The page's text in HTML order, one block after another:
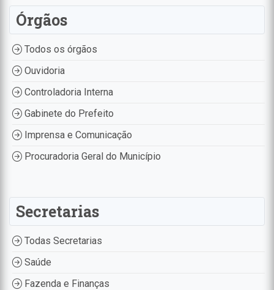
Órgãos
Todos os órgãos
Ouvidoria
Controladoria Interna
Gabinete do Prefeito
Imprensa e Comunicação
Procuradoria Geral do Município
Secretarias
Todas Secretarias
Saúde
Fazenda e Finanças